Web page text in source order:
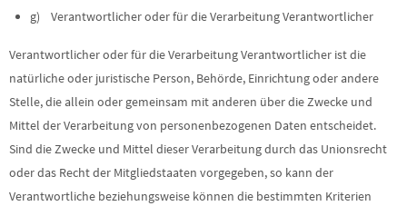
g) Verantwortlicher oder für die Verarbeitung Verantwortlicher
Verantwortlicher oder für die Verarbeitung Verantwortlicher ist die
natürliche oder juristische Person, Behörde, Einrichtung oder andere
Stelle, die allein oder gemeinsam mit anderen über die Zwecke und
Mittel der Verarbeitung von personenbezogenen Daten entscheidet.
Sind die Zwecke und Mittel dieser Verarbeitung durch das Unionsrecht
oder das Recht der Mitgliedstaaten vorgegeben, so kann der
Verantwortliche beziehungsweise können die bestimmten Kriterien